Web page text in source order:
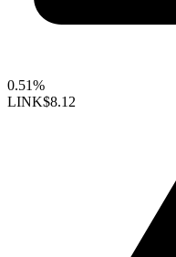
0.51%
LINK$8.12